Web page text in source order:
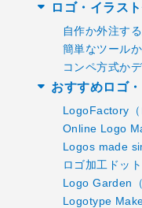
ロゴ・イラス
自作か外注す
簡単なツール
コンペ方式か
おすすめロゴ
LogoFactory（
Online Logo
Logos made
ロゴ加工ドッ
Logo Garden
Logotype